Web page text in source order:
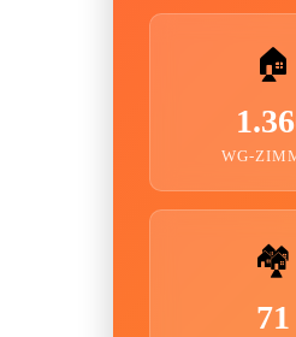
🏠
WG-
🏘️
71